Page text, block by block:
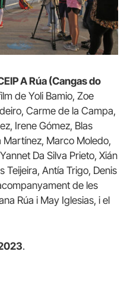
A Rúa (Cangas do
de Yoli Bamio, Zoe
Carme de la Campa,
Irene Gómez, Blas
Martínez, Marco Moledo,
Da Silva Prieto, Xián
Teijeira, Antía Trigo, Denis
de les
Rúa i May Iglesias, i el
.